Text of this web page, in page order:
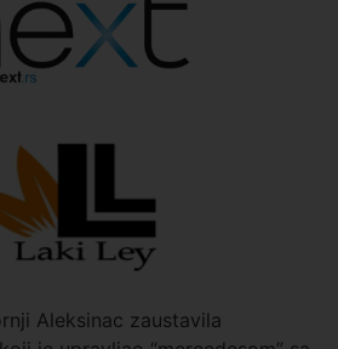
Aleksinac zaustavila